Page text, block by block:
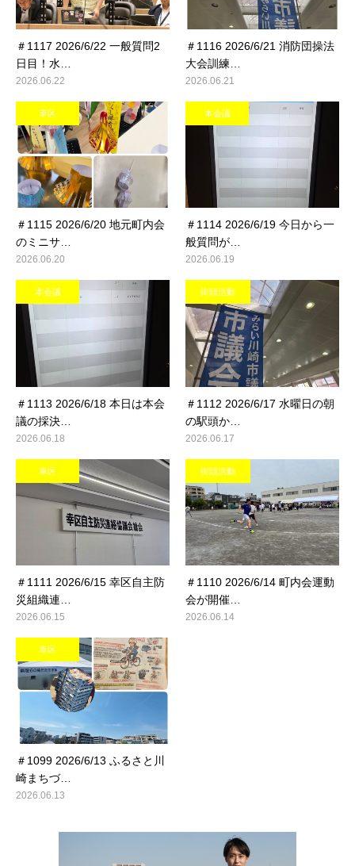
＃1117 2026/6/22 一般質問2
日目！水…
2026.06.22
＃1116 2026/6/21 消防団操法
大会訓練…
2026.06.21
幸区
＃1115 2026/6/20 地元町内会
のミニサ…
2026.06.20
本会議
＃1114 2026/6/19 今日から一
般質問が…
2026.06.19
本会議
＃1113 2026/6/18 本日は本会
議の採決…
2026.06.18
街頭活動
＃1112 2026/6/17 水曜日の朝
の駅頭か…
2026.06.17
幸区
＃1111 2026/6/15 幸区自主防
災組織連…
2026.06.15
街頭活動
＃1110 2026/6/14 町内会運動
会が開催…
2026.06.14
幸区
＃1099 2026/6/13 ふるさと川
崎まちづ…
2026.06.13